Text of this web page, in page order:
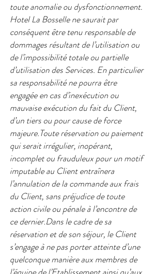
toute anomalie ou dysfonctionnement.
Hotel La Bosselle ne saurait par
conséquent être tenu responsable de
dommages résultant de l’utilisation ou
de l’impossibilité totale ou partielle
d’utilisation des Services. En particulier
sa responsabilité ne pourra être
engagée en cas d’inexécution ou
mauvaise exécution du fait du Client,
d’un tiers ou pour cause de force
majeure.Toute réservation ou paiement
qui serait irrégulier, inopérant,
incomplet ou frauduleux pour un motif
imputable au Client entraînera
l’annulation de la commande aux frais
du Client, sans préjudice de toute
action civile ou pénale à l’encontre de
ce dernier.Dans le cadre de sa
réservation et de son séjour, le Client
s’engage à ne pas porter atteinte d’une
quelconque manière aux membres de